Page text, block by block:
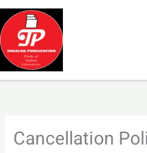
Skip
to
content
Cancellation